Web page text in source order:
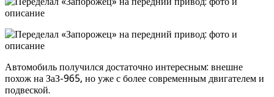
Автомобиль получился достаточно интересным: внешне
похож на ЗаЗ-965, но уже с более современным двигателем и
подвеской.